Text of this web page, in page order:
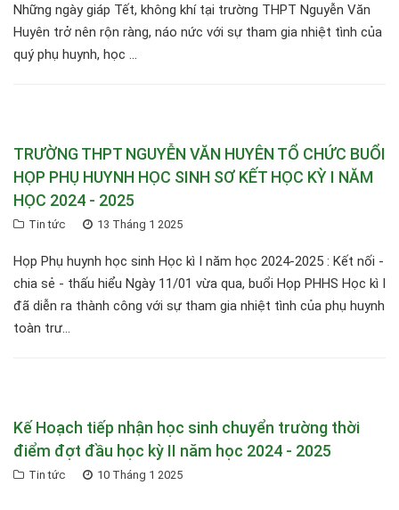
Những ngày giáp Tết, không khí tại trường THPT Nguyễn Văn
Huyên trở nên rộn ràng, náo nức với sự tham gia nhiệt tình của
quý phụ huynh, học ...
TRƯỜNG THPT NGUYỄN VĂN HUYÊN TỔ CHỨC BUỔI
HỌP PHỤ HUYNH HỌC SINH SƠ KẾT HỌC KỲ I NĂM
HỌC 2024 - 2025
Tin tức 13 Tháng 1 2025
Họp Phụ huynh học sinh Học kì I năm học 2024-2025 : Kết nối -
chia sẻ - thấu hiểu Ngày 11/01 vừa qua, buổi Họp PHHS Học kì I
đã diễn ra thành công với sự tham gia nhiệt tình của phụ huynh
toàn trư...
Kế Hoạch tiếp nhận học sinh chuyển trường thời
điểm đợt đầu học kỳ II năm học 2024 - 2025
Tin tức 10 Tháng 1 2025